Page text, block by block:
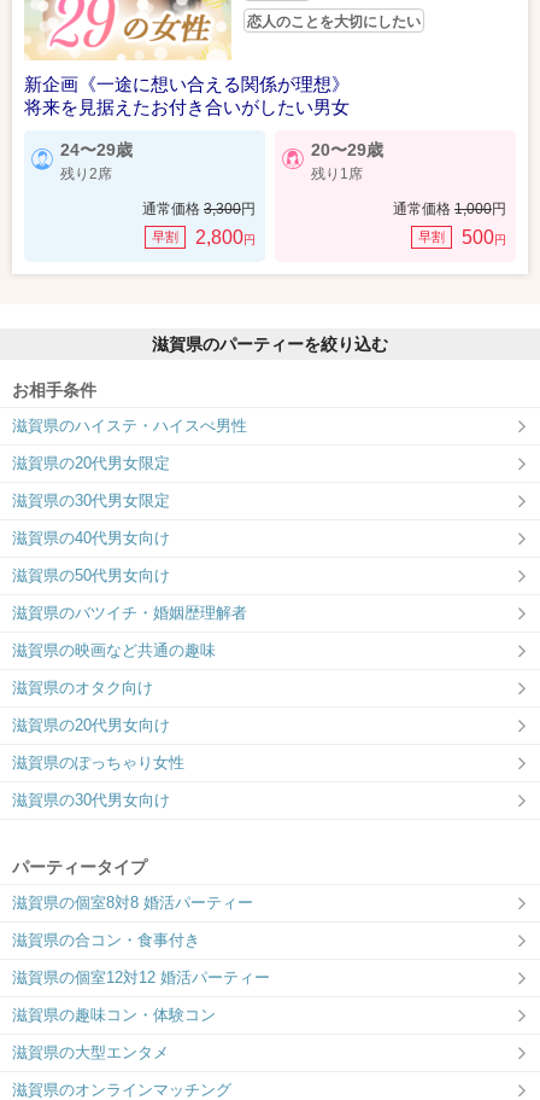
恋人のことを大切にしたい
新企画《一途に想い合える関係が理想》
将来を見据えたお付き合いがしたい男女
24〜29歳
残り2席
通常価格 3,300円
早割 2,800円
20〜29歳
残り1席
通常価格 1,000円
早割 500円
滋賀県のパーティーを絞り込む
お相手条件
滋賀県のハイステ・ハイスぺ男性
滋賀県の20代男女限定
滋賀県の30代男女限定
滋賀県の40代男女向け
滋賀県の50代男女向け
滋賀県のバツイチ・婚姻歴理解者
滋賀県の映画など共通の趣味
滋賀県のオタク向け
滋賀県の20代男女向け
滋賀県のぽっちゃり女性
滋賀県の30代男女向け
パーティータイプ
滋賀県の個室8対8 婚活パーティー
滋賀県の合コン・食事付き
滋賀県の個室12対12 婚活パーティー
滋賀県の趣味コン・体験コン
滋賀県の大型エンタメ
滋賀県のオンラインマッチング